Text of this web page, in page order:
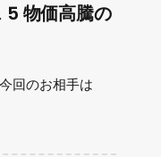
物価高騰の
回のお相手は